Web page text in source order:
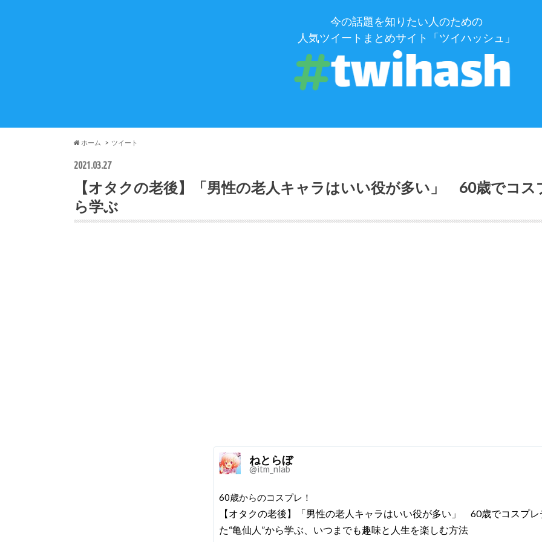
今の話題を知りたい人のための
人気ツイートまとめサイト「ツイハッシュ」
ホーム ツイート
2021.03.27
【オタクの老後】「男性の老人キャラはいい役が多い」 60歳でコス
ら学ぶ
ねとらぼ
@itm_nlab
60歳からのコスプレ！
【オタクの老後】「男性の老人キャラはいい役が多い」 60歳でコスプレ
た“亀仙人”から学ぶ、いつまでも趣味と人生を楽しむ方法